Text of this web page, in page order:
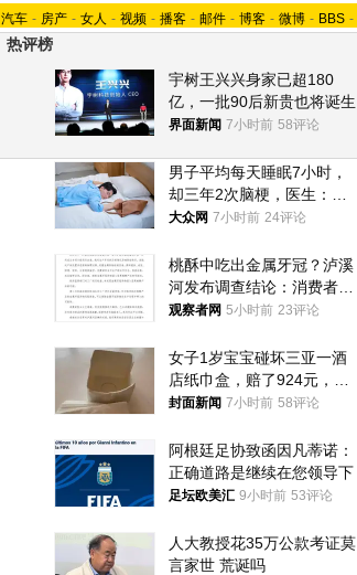
汽车 - 房产 - 女人 - 视频 - 播客 - 邮件 - 博客 - 微博 - BBS -
热评榜
宇树王兴兴身家已超180
亿，一批90后新贵也将诞生
界面新闻 7小时前 58评论
男子平均每天睡眠7小时，
却三年2次脑梗，医生：这
样睡觉更伤身
大众网 7小时前 24评论
桃酥中吃出金属牙冠？泸溪
河发布调查结论：消费者已
澄清，所发视频情况不属实
观察者网 5小时前 23评论
女子1岁宝宝碰坏三亚一酒
店纸巾盒，赔了924元，发
帖吐槽后酒店退还一半的
封面新闻 7小时前 58评论
阿根廷足协致函因凡蒂诺：
正确道路是继续在您领导下
足坛欧美汇 9小时前 53评论
人大教授花35万公款考证莫
言家世 荒诞吗